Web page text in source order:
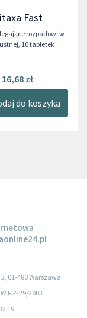
Fast
rozpadowi w
, 10 tabletek
16,68 zł
do koszyka
01-480 Warszawa
29/2003
19